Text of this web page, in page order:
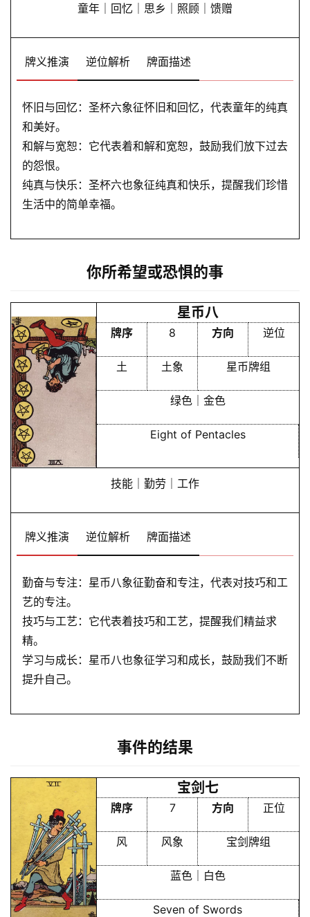
童年｜回忆｜思乡｜照顾｜馈赠
牌义推演 逆位解析 牌面描述
怀旧与回忆：圣杯六象征怀旧和回忆，代表童年的纯真
和美好。
和解与宽恕：它代表着和解和宽恕，鼓励我们放下过去
的怨恨。
纯真与快乐：圣杯六也象征纯真和快乐，提醒我们珍惜
生活中的简单幸福。
你所希望或恐惧的事
星币八
牌序 8 方向 逆位
土 土象 星币牌组
绿色｜金色
Eight of Pentacles
技能｜勤劳｜工作
牌义推演 逆位解析 牌面描述
勤奋与专注：星币八象征勤奋和专注，代表对技巧和工
艺的专注。
技巧与工艺：它代表着技巧和工艺，提醒我们精益求
精。
学习与成长：星币八也象征学习和成长，鼓励我们不断
提升自己。
事件的结果
宝剑七
牌序 7 方向 正位
风 风象 宝剑牌组
蓝色｜白色
Seven of Swords